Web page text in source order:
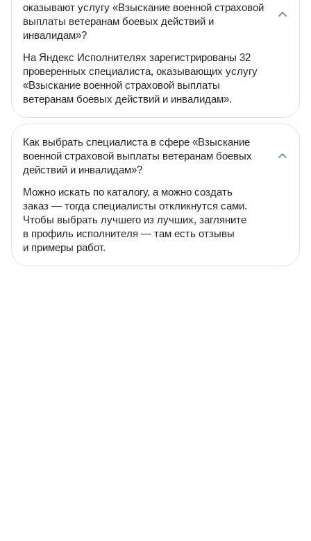
оказывают услугу «Взыскание военной страховой
выплаты ветеранам боевых действий и
инвалидам»?
На Яндекс Исполнителях зарегистрированы 32
проверенных специалиста, оказывающих услугу
«Взыскание военной страховой выплаты
ветеранам боевых действий и инвалидам».
Как выбрать специалиста в сфере «Взыскание
военной страховой выплаты ветеранам боевых
действий и инвалидам»?
Можно искать по каталогу, а можно создать
заказ — тогда специалисты откликнутся сами.
Чтобы выбрать лучшего из лучших, загляните
в профиль исполнителя — там есть отзывы
и примеры работ.